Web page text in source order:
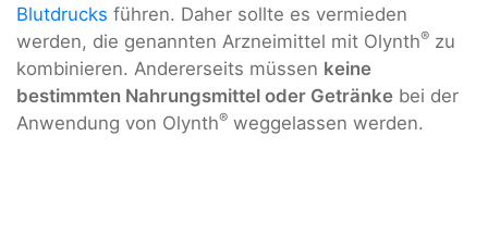
Blutdrucks führen. Daher sollte es vermieden
werden, die genannten Arzneimittel mit Olynth® zu
kombinieren. Andererseits müssen keine
bestimmten Nahrungsmittel oder Getränke bei der
Anwendung von Olynth® weggelassen werden.